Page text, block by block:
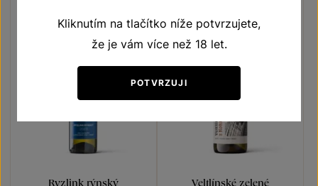
Ryzlink rýnský Veltlínské zelené
Kliknutím na tlačítko níže potvrzujete,
že je vám více než 18 let.
POTVRZUJI